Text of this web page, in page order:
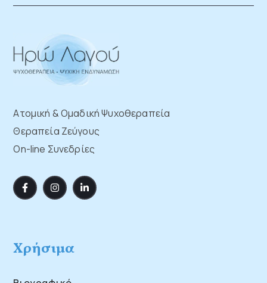
Ατομική & Ομαδική Ψυχοθεραπεία
Θεραπεία Ζεύγους
On-line Συνεδρίες
Χρήσιμα